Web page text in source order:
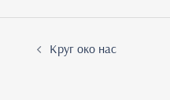
navigationКруг око нас